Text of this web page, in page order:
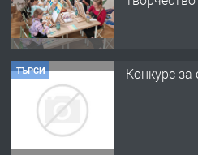
ТЪРСИ Конкурс за